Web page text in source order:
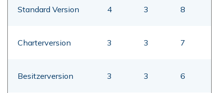
Standard Version 4 3 8
Charterversion 3 3 7
Besitzerversion 3 3 6